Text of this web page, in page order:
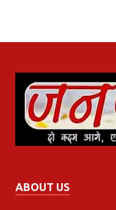
ABOUT US